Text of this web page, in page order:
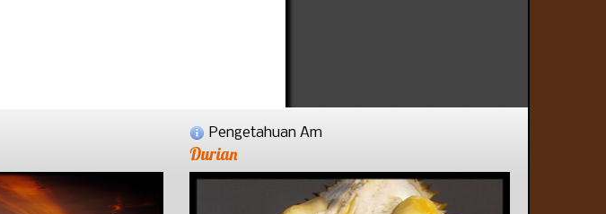
Pengetahuan Am
Durian